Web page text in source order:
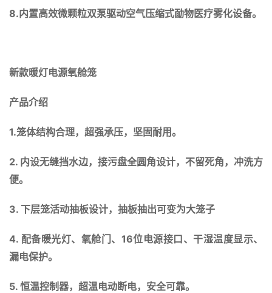
8.内置高效微颗粒双泵驱动空气压缩式勔物医疗雾化设备。
新款暖灯电源氧舱笼
产品介绍
1.笼体结构合理，超强承压，坚固耐用。
2. 内设无缝挡水边，接污盘全圆角设计，不留死角，冲洗方
便。
3. 下层笼活动抽板设计，抽板抽出可变为大笼子
4. 配备暖光灯、氧舱门、 16位电源接口、干湿温度显示、
漏电保护。
5. 恒温控制器，超温电动断电，安全可靠。